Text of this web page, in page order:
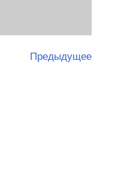
Предыдущее